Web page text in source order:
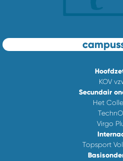
KOV
Secundair
Het
Virgo
Topsport